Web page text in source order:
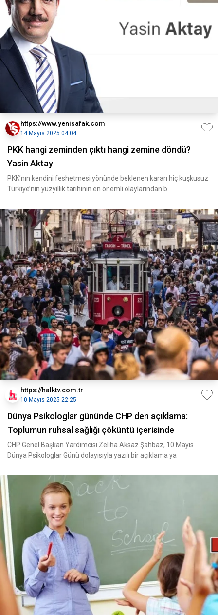
https://www.yenisafak.com
14 Mayıs 2025 04:04
PKK hangi zeminden çıktı hangi zemine döndü?
Yasin Aktay
PKK’nın kendini feshetmesi yönünde beklenen kararı hiç kuşkusuz
Türkiye’nin yüzyıllık tarihinin en önemli olaylarından b
https://halktv.com.tr
10 Mayıs 2025 22:25
Dünya Psikologlar gününde CHP den açıklama:
Toplumun ruhsal sağlığı çöküntü içerisinde
CHP Genel Başkan Yardımcısı Zeliha Aksaz Şahbaz, 10 Mayıs
Dünya Psikologlar Günü dolayısıyla yazılı bir açıklama ya